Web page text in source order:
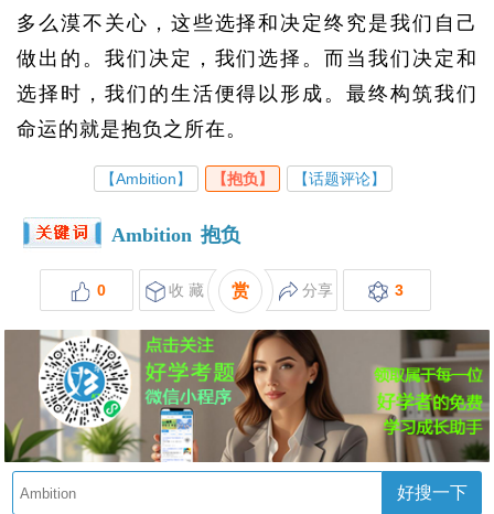
多么漠不关心，这些选择和决定终究是我们自己
做出的。我们决定，我们选择。而当我们决定和
选择时，我们的生活便得以形成。最终构筑我们
命运的就是抱负之所在。
【Ambition】 【抱负】 【话题评论】
Ambition 抱负
0 收 藏 赏 分享 3
好搜一下